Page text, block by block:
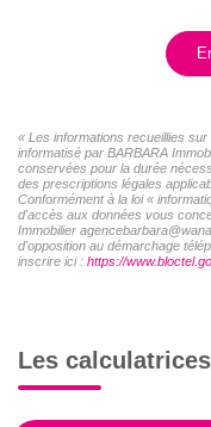
« Les informations recueillies
informatisé par BARBARA
conservées pour la durée
des prescriptions légales
Conformément à la loi «
d'accès aux données vous
Immobilier
d'opposition au démarchage
inscrire ici : https://
Les calculatrices